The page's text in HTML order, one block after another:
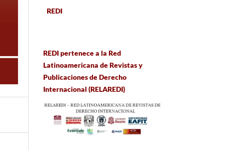
REDI
REDI pertenece a la Red
Latinoamericana de Revistas y
Publicaciones de Derecho
Internacional (RELAREDI)